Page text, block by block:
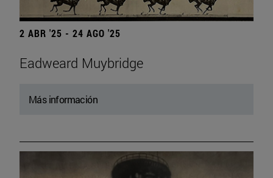
2 ABR '25 - 24 AGO '25
Eadweard Muybridge
Más información